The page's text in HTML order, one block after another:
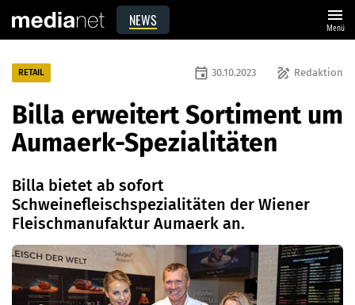
NEWS menu
Menü
RETAIL draw Redaktion
event 30.10.2023
Billa erweitert Sortiment um
Aumaerk-Spezialitäten
Billa bietet ab sofort
Schweinefleischspezialitäten der Wiener
Fleischmanufaktur Aumaerk an.